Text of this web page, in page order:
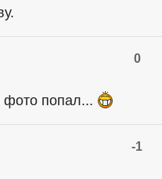
0
попал...
-1